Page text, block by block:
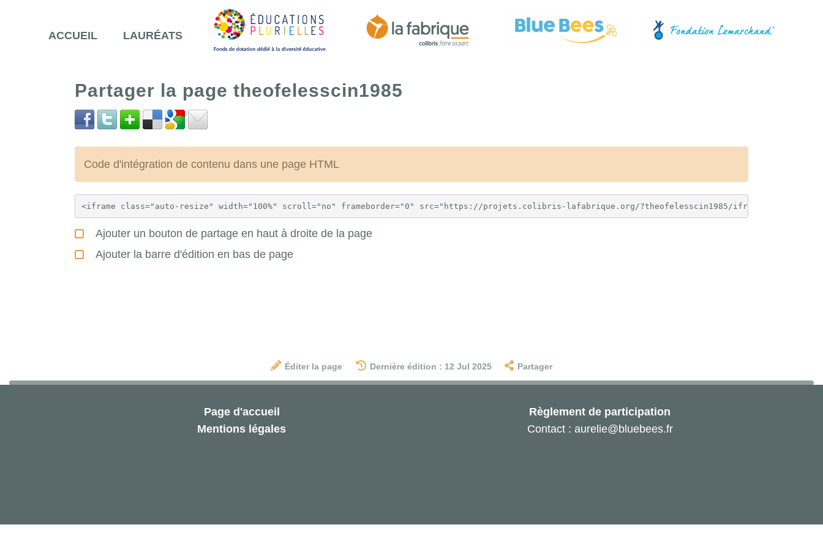
ACCUEIL LAURÉATS
Partager la page theofelesscin1985
Code d'intégration de contenu dans une page HTML
Ajouter un bouton de partage en haut à droite de la page
Ajouter la barre d'édition en bas de page
Éditer la page Dernière édition : 12 Jul 2025 Partager
Page d'accueil
Mentions légales
Règlement de participation
Contact : aurelie@bluebees.fr